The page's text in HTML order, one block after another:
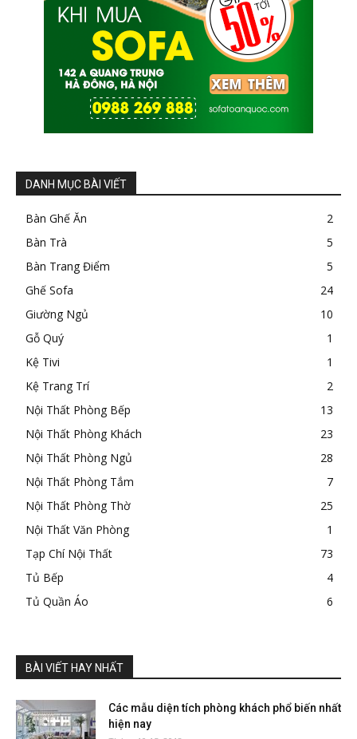
DANH MỤC BÀI VIẾT
Bàn Ghế Ăn
2
Bàn Trà
5
Bàn Trang Điểm
5
Ghế Sofa
24
Giường Ngủ
10
Gỗ Quý
1
Kệ Tivi
1
Kệ Trang Trí
2
Nội Thất Phòng Bếp
13
Nội Thất Phòng Khách
23
Nội Thất Phòng Ngủ
28
Nội Thất Phòng Tắm
7
Nội Thất Phòng Thờ
25
Nội Thất Văn Phòng
1
Tạp Chí Nội Thất
73
Tủ Bếp
4
Tủ Quần Áo
6
BÀI VIẾT HAY NHẤT
Các mẫu diện tích phòng khách phổ biến nhất
hiện nay